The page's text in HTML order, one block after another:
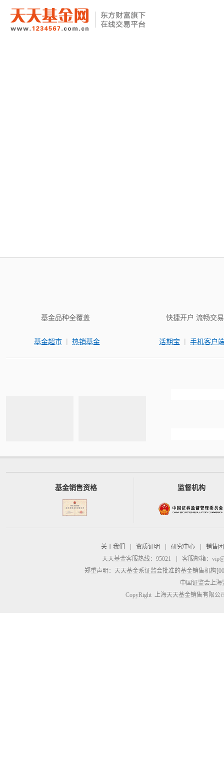
基金品种全覆盖
基金超市 | 热销基金
快捷开户 流畅交易
活期宝 | 手机客户
基金销售资格 监督机构
关于我们 资质证明 研究中心
销售
天天基金客服热线：95021
客服邮箱：
郑重声明： 天天基金系证监会批准的基金销售机构
中国证监会上
CopyRight 上海天天基金销售有限